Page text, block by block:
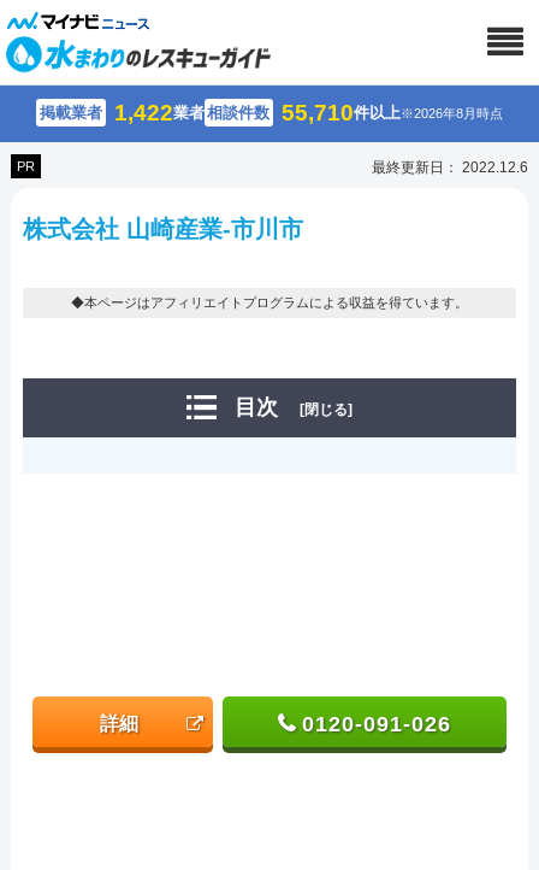
掲載業者 1,422業者相談件数 55,710件以上※2026年8月時点
PR 最終更新日： 2022.12.6
株式会社 山崎産業-市川市
◆本ページはアフィリエイトプログラムによる収益を得ています。
目次 [閉じる]
詳細 0120-091-026